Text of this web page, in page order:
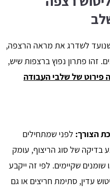
לשדרג את מראה הרצפה,
זהו פתרון נפוץ ברצפות שיש,
פירוט של שלבי העבודה
הצורך: לפני שמתחילים
של סוג הריצוף, עומק
שקיימים. לפי זה ייקבע
עדין, סתימת חריצים או גם